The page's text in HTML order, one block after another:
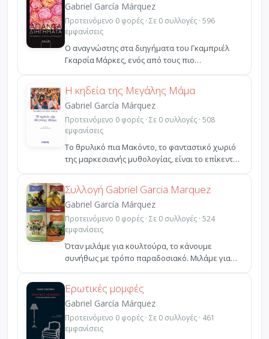
Gabriel García Márquez
Προτεινόμενο 0 φορές · Σε 0 συλλογές · 596
εμφανίσεις
Ο αναγνώστης στα διηγήματα του Γκαμπριέλ
Γκαρσία Μάρκες, ενός από τους πιο
σημαντικούς συγγραφείς το...
Η κηδεία της Μεγάλης Μάμα
Gabriel García Márquez
Προτεινόμενο 0 φορές · Σε 0 συλλογές · 508
εμφανίσεις
Το θρυλικό πια Μακόντο, το φανταστικό χωριό
της μαρκεσιανής μυθολογίας, είναι το επίκεντρο
των διηγη...
Συλλογή Gabriel Garcia Marquez
Gabriel García Márquez
Προτεινόμενο 0 φορές · Σε 0 συλλογές · 524
εμφανίσεις
Όταν μιλάμε για κουλτούρα, το κάνουμε
συνήθως με τρόπο παραδοσιακό. Μιλάμε για
λογοτεχνία ή για μουσ...
Ερωτικές μομφές
Gabriel García Márquez
Προτεινόμενο 0 φορές · Σε 0 συλλογές · 461
εμφανίσεις